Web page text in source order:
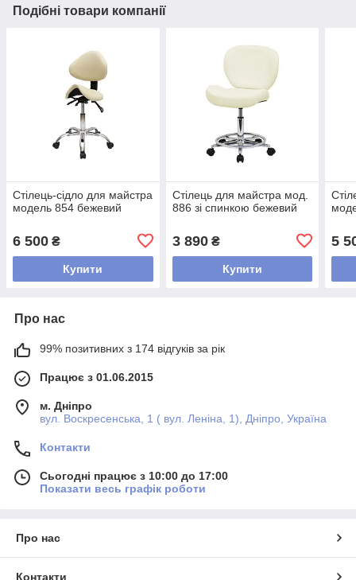
Подібні товари компанії
Стілець-сідло для майстра
модель 854 бежевий
6 500 ₴
Купити
Стілець для майстра мод.
886 зі спинкою бежевий
3 890₴
Купити
5
Про нас
99% позитивних з 174 відгуків за рік
Працює з 01.06.2015
м. Дніпро
вул. Воскресенська, 1 ( вул. Леніна, 1), Дніпро, Україна
Контакти
Сьогодні працює з 10:00 до 17:00
Показати весь графік роботи
Про нас
Контакти